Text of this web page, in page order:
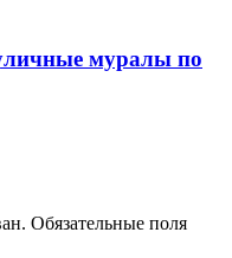
муралы по
Обязательные поля